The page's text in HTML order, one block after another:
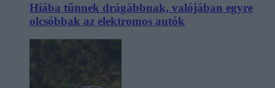
Hiába tűnnek drágábbnak, valójában egyre
olcsóbbak az elektromos autók